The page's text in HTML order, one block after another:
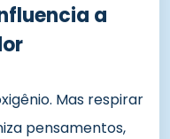
a
Mas respirar
pensamentos,